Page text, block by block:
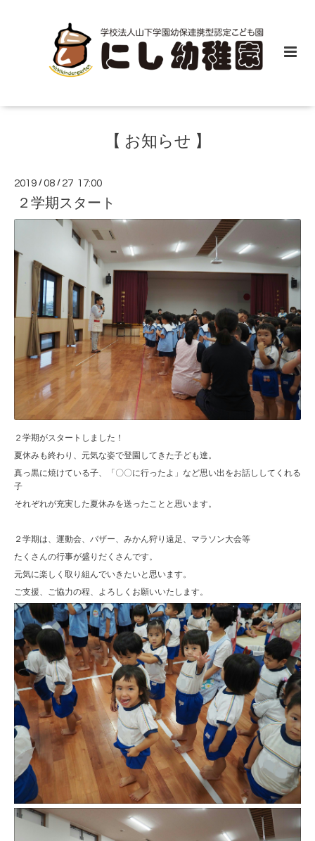
【 お知らせ 】
2019 /08 / 27 17:00
２学期スタート
２学期がスタートしました！
夏休みも終わり、元気な姿で登園してきた子ども達。
真っ黒に焼けている子、「〇〇に行ったよ」など思い出をお話ししてくれる
子
それぞれが充実した夏休みを送ったことと思います。
２学期は、運動会、バザー、みかん狩り遠足、マラソン大会等
たくさんの行事が盛りだくさんです。
元気に楽しく取り組んでいきたいと思います。
ご支援、ご協力の程、よろしくお願いいたします。